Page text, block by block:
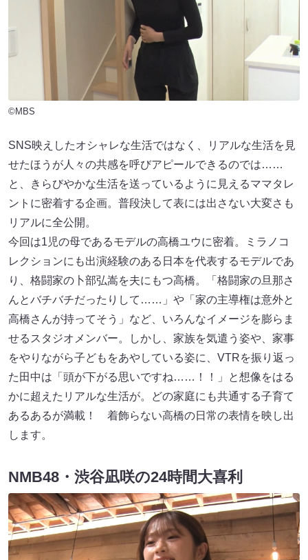
©MBS
SNS映えしたオシャレな生活ではなく、リアルな生活を見
せたほうが人々の共感を呼びアピールできるのでは……
と、きらびやかな生活を送っているように見えるママタレ
ントに密着する企画。普段決して表には出さない大変さも
リアルに全公開。
今回は1児の母であるモデルの高橋ユウに密着。ミラノコ
レクションにも出演経験のある日本を代表するモデルであ
り、格闘家の卜部弘嵩を夫にもつ高橋。「格闘家の旦那さ
んとバチバチだったりして……」や「家の主導権は意外と
高橋さんが持ってそう」など、いろんなイメージを膨らま
せるスタジオメンバー。しかし、家族を気遣う姿や、家事
をやりながら子どもをあやしている姿に、VTRを振り返っ
た田中は「頭が下がる思いですね……！！」と想像をはる
かに超えたリアルな生活が。どの家庭にも共通する子育て
あるあるが満載！ 着飾らない高橋の日常の表情を映し出
します。
NMB48・渋谷凪咲の24時間大喜利